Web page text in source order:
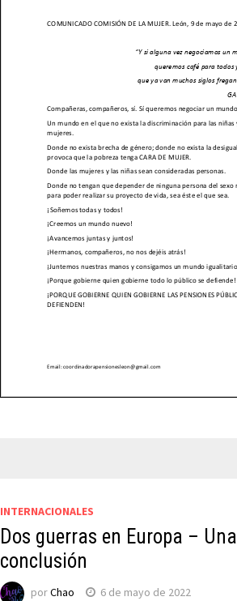
INTERNACIONALES
Dos guerras en Europa – Una
conclusión
porChao 6 de mayo de 2022